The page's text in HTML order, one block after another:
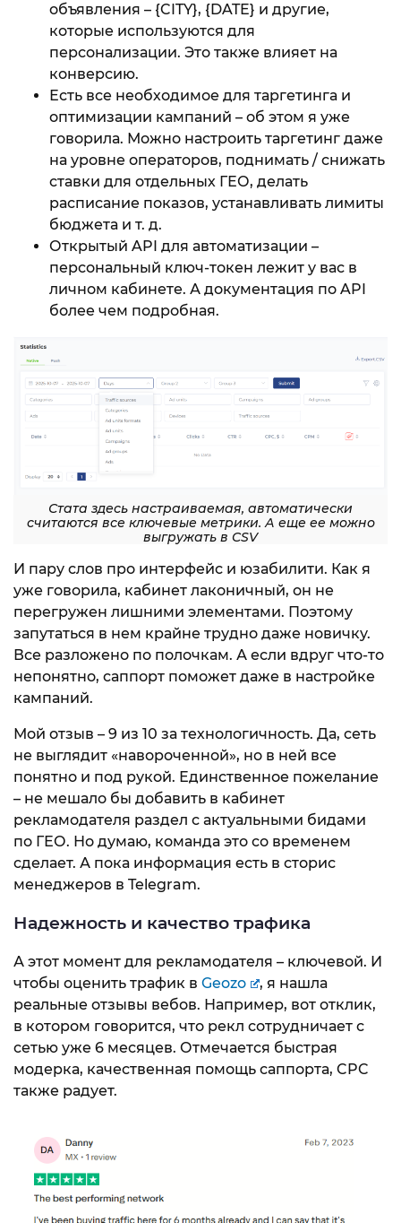
объявления – {CITY}, {DATE} и другие,
которые используются для
персонализации. Это также влияет на
конверсию.
Есть все необходимое для таргетинга и
оптимизации кампаний – об этом я уже
говорила. Можно настроить таргетинг даже
на уровне операторов, поднимать / снижать
ставки для отдельных ГЕО, делать
расписание показов, устанавливать лимиты
бюджета и т. д.
Открытый API для автоматизации –
персональный ключ-токен лежит у вас в
личном кабинете. А документация по API
более чем подробная.
Стата здесь настраиваемая, автоматически
считаются все ключевые метрики. А еще ее можно
выгружать в CSV
И пару слов про интерфейс и юзабилити. Как я
уже говорила, кабинет лаконичный, он не
перегружен лишними элементами. Поэтому
запутаться в нем крайне трудно даже новичку.
Все разложено по полочкам. А если вдруг что-то
непонятно, саппорт поможет даже в настройке
кампаний.
Мой отзыв – 9 из 10 за технологичность. Да, сеть
не выглядит «навороченной», но в ней все
понятно и под рукой. Единственное пожелание
– не мешало бы добавить в кабинет
рекламодателя раздел с актуальными бидами
по ГЕО. Но думаю, команда это со временем
сделает. А пока информация есть в сторис
менеджеров в Telegram.
Надежность и качество трафика
А этот момент для рекламодателя – ключевой. И
чтобы оценить трафик в Geozo
, я нашла
реальные отзывы вебов. Например, вот отклик,
в котором говорится, что рекл сотрудничает с
сетью уже 6 месяцев. Отмечается быстрая
модерка, качественная помощь саппорта, CPC
также радует.